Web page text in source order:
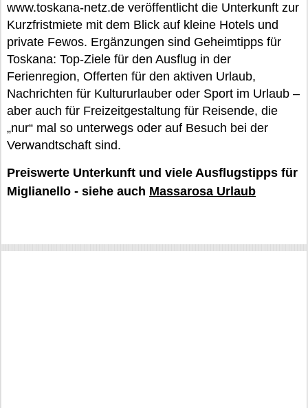
www.toskana-netz.de veröffentlicht die Unterkunft zur
Kurzfristmiete mit dem Blick auf kleine Hotels und
private Fewos. Ergänzungen sind Geheimtipps für
Toskana: Top-Ziele für den Ausflug in der
Ferienregion, Offerten für den aktiven Urlaub,
Nachrichten für Kultururlauber oder Sport im Urlaub –
aber auch für Freizeitgestaltung für Reisende, die
„nur“ mal so unterwegs oder auf Besuch bei der
Verwandtschaft sind.
Preiswerte Unterkunft und viele Ausflugstipps für
Miglianello - siehe auch Massarosa Urlaub